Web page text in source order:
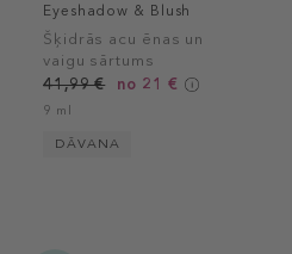
Eyeshadow & Blush
Šķidrās acu ēnas un
vaigu sārtums
41,99 €
no 21 €
9 ml
DĀVANA